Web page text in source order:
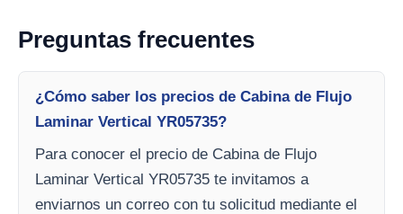
Preguntas frecuentes
¿Cómo saber los precios de Cabina de Flujo
Laminar Vertical YR05735?
Para conocer el precio de Cabina de Flujo
Laminar Vertical YR05735 te invitamos a
enviarnos un correo con tu solicitud mediante el